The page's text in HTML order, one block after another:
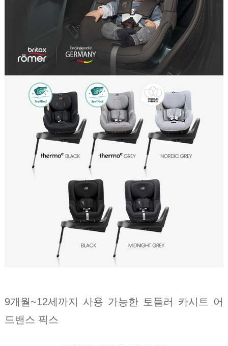
9개월~12세까지 사용 가능한 토들러 카시트 어
드밴스 픽스